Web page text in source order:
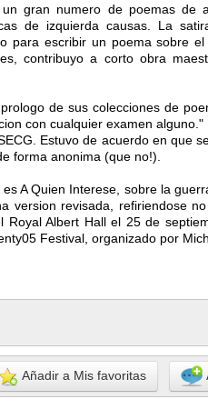
gran numero de poemas de
de izquierda causas. La
para escribir un poema sobre
contribuyo a corto obra
de sus colecciones de
con cualquier examen
Estuvo de acuerdo en que
forma anonima (que no!).
A Quien Interese, sobre la
version revisada, refiriendose
Royal Albert Hall el 25 de
Festival, organizado por
Añadir a Mis favoritas